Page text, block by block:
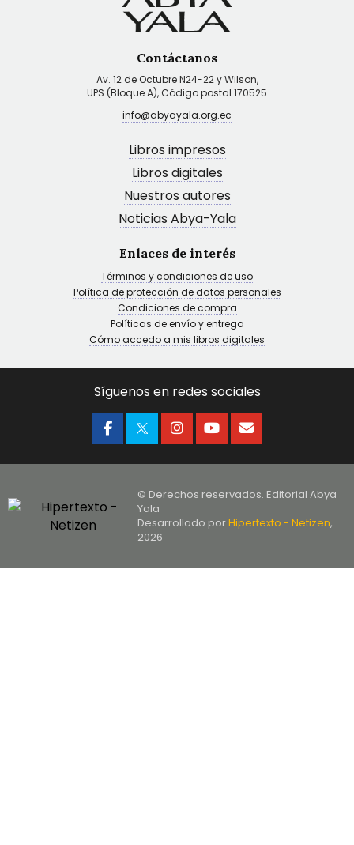
Contáctanos
Av. 12 de Octubre N24-22 y Wilson,
UPS (Bloque A), Código postal 170525
info@abyayala.org.ec
Libros impresos
Libros digitales
Nuestros autores
Noticias Abya-Yala
Enlaces de interés
Términos y condiciones de uso
Política de protección de datos personales
Condiciones de compra
Políticas de envío y entrega
Cómo accedo a mis libros digitales
Síguenos en redes sociales
© Derechos reservados. Editorial Abya
Yala
Desarrollado porHipertexto - Netizen,
2026